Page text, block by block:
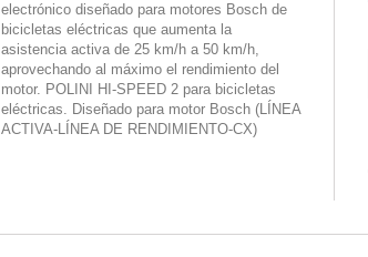
electrónico diseñado para motores Bosch de
bicicletas eléctricas que aumenta la
asistencia activa de 25 km/h a 50 km/h,
aprovechando al máximo el rendimiento del
motor. POLINI HI-SPEED 2 para bicicletas
eléctricas. Diseñado para motor Bosch (LÍNEA
ACTIVA-LÍNEA DE RENDIMIENTO-CX)